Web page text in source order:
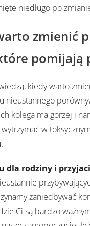
niedługo po
zmienić
pomijają
kiedy warto
nieustannego
kolega ma gorzej i
w
dla rodziny i
zaniedbywać
Ci są bardzo